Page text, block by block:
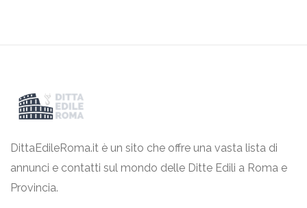
DittaEdileRoma.it è un sito che offre una vasta lista di
annunci e contatti sul mondo delle Ditte Edili a Roma e
Provincia.